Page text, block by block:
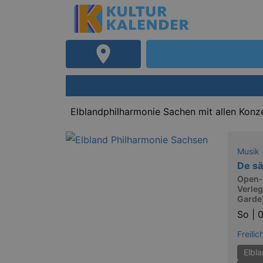
Elblandphilharmonie Sachen mit allen
Musik
De
So |